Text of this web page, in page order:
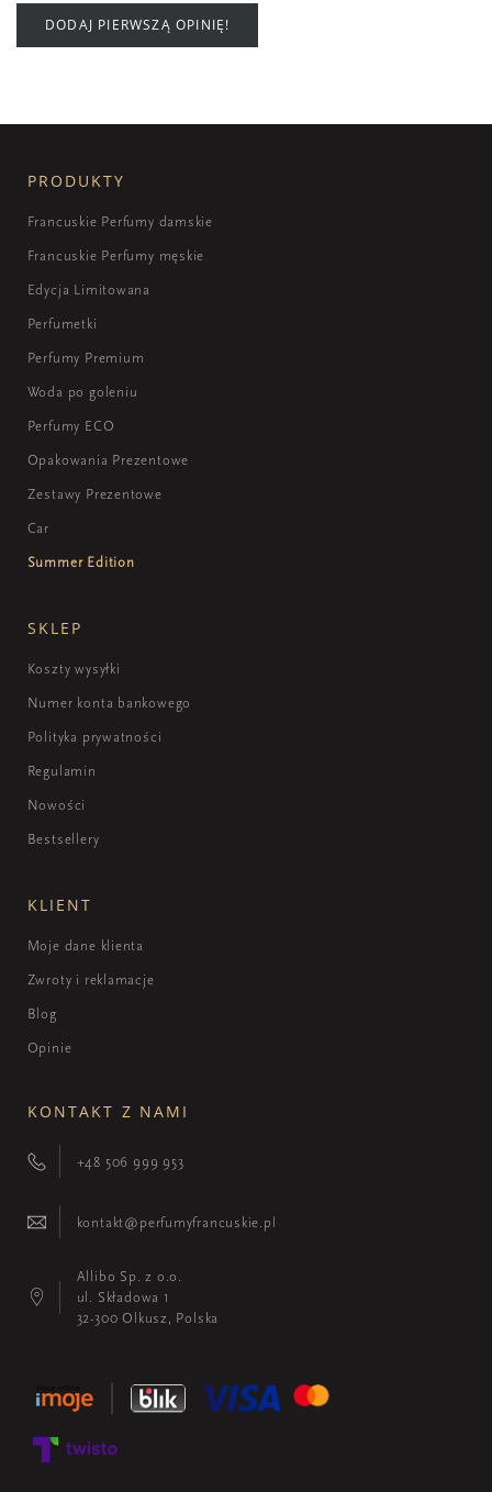
DODAJ PIERWSZĄ OPINIĘ!
PRODUKTY
Francuskie Perfumy damskie
Francuskie Perfumy męskie
Edycja Limitowana
Perfumetki
Perfumy Premium
Woda po goleniu
Perfumy ECO
Opakowania Prezentowe
Zestawy Prezentowe
Car
Summer Edition
SKLEP
Koszty wysyłki
Numer konta bankowego
Polityka prywatności
Regulamin
Nowości
Bestsellery
KLIENT
Moje dane klienta
Zwroty i reklamacje
Blog
Opinie
KONTAKT Z NAMI
+48 506 999 953
kontakt@perfumyfrancuskie.pl
Allibo Sp. z o.o.
ul. Składowa 1
32-300 Olkusz, Polska